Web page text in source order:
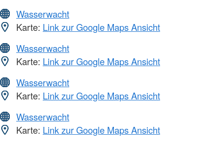
Wasserwacht
Karte: Link zur Google Maps Ansicht
Wasserwacht
Karte: Link zur Google Maps Ansicht
Wasserwacht
Karte: Link zur Google Maps Ansicht
Wasserwacht
Karte: Link zur Google Maps Ansicht